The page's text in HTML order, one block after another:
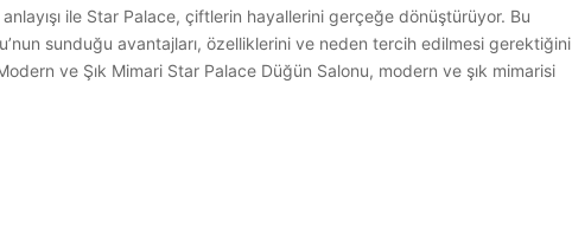
ile Star Palace, çiftlerin hayallerini gerçeğe dönüştürüyor. Bu
sunduğu avantajları, özelliklerini ve neden tercih edilmesi gerektiğini
ve Şık Mimari Star Palace Düğün Salonu, modern ve şık mimarisi